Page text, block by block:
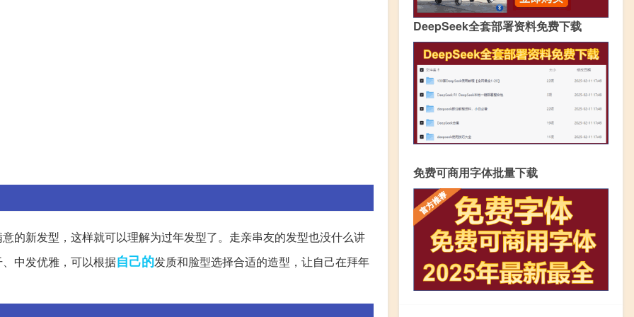
的新发型，这样就可以理解为过年发型了。走亲串友的发型也没什么讲
中发优雅，可以根据自己的发质和脸型选择合适的造型，让自己在拜年
DeepSeek全套部署资料免费下载
免费可商用字体批量下载